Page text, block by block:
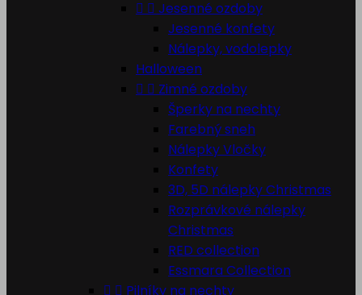
  Jesenné ozdoby
Jesenné konfety
Nálepky, vodolepky
Halloween
  Zimné ozdoby
Šperky na nechty
Farebný sneh
Nálepky Vločky
Konfety
3D, 5D nálepky Christmas
Rozprávkové nálepky
Christmas
RED collection
Essmara Collection
  Pilníky na nechty